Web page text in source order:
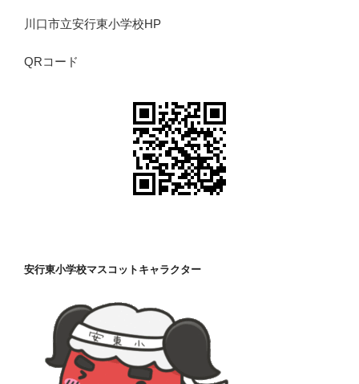
川口市立安行東小学校HP
QRコード
安行東小学校マスコットキャラクター